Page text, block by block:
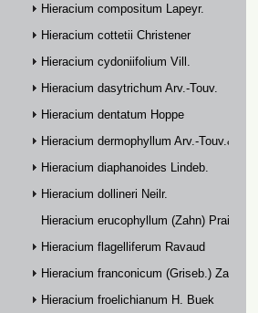
Hieracium compositum Lapeyr.
Hieracium cottetii Christener
Hieracium cydoniifolium Vill.
Hieracium dasytrichum Arv.-Touv.
Hieracium dentatum Hoppe
Hieracium dermophyllum Arv.-Touv.& Briq.
Hieracium diaphanoides Lindeb.
Hieracium dollineri Neilr.
Hieracium erucophyllum (Zahn) Prain
Hieracium flagelliferum Ravaud
Hieracium franconicum (Griseb.) Zahn
Hieracium froelichianum H. Buek